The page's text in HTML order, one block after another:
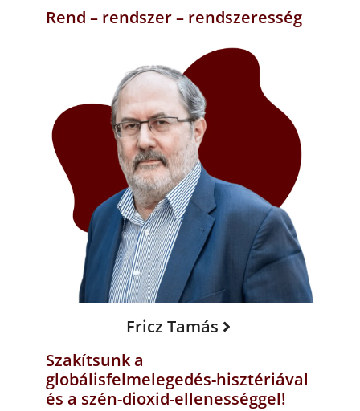
Rend – rendszer – rendszeresség
Fricz Tamás
Szakítsunk a
globálisfelmelegedés-hisztériával
és a szén-dioxid-ellenességgel!